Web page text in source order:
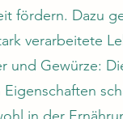
fördern. Dazu
verarbeitete
und Gewürze: